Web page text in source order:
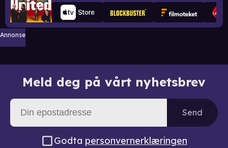
Annonse
Meld deg på vårt nyhetsbrev
Send
Godta personvernerklæringen